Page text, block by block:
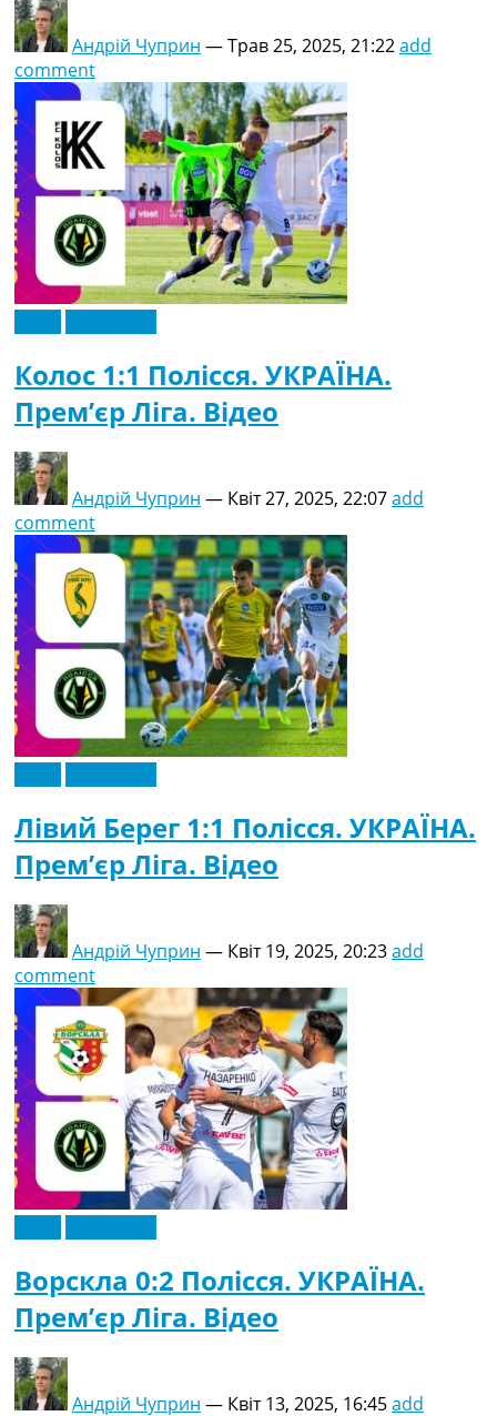
Андрій Чуприн —Трав 25, 2025, 21:22add
comment
Колос 1:1 Полісся. УКРАЇНА.
Прем’єр Ліга. Відео
Андрій Чуприн — Квіт 27, 2025, 22:07add
comment
Лівий Берег 1:1 Полісся. УКРАЇНА.
Прем’єр Ліга. Відео
Андрій Чуприн — Квіт 19, 2025, 20:23add
comment
Ворскла 0:2 Полісся. УКРАЇНА.
Прем’єр Ліга. Відео
Андрій Чуприн — Квіт 13, 2025, 16:45add